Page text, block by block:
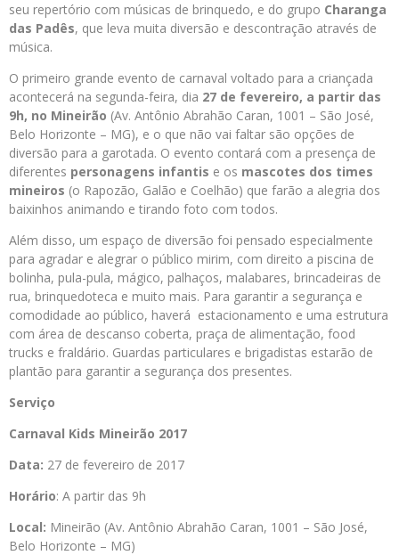
seu repertório com músicas de brinquedo, e do grupo Charanga
das Padês, que leva muita diversão e descontração através de
música.
O primeiro grande evento de carnaval voltado para a criançada
acontecerá na segunda-feira, dia 27 de fevereiro, a partir das
9h, no Mineirão (Av. Antônio Abrahão Caran, 1001 – São José,
Belo Horizonte – MG), e o que não vai faltar são opções de
diversão para a garotada. O evento contará com a presença de
diferentes personagens infantis e os mascotes dos times
mineiros (o Rapozão, Galão e Coelhão) que farão a alegria dos
baixinhos animando e tirando foto com todos.
Além disso, um espaço de diversão foi pensado especialmente
para agradar e alegrar o público mirim, com direito a piscina de
bolinha, pula-pula, mágico, palhaços, malabares, brincadeiras de
rua, brinquedoteca e muito mais. Para garantir a segurança e
comodidade ao público, haverá estacionamento e uma estrutura
com área de descanso coberta, praça de alimentação, food
trucks e fraldário. Guardas particulares e brigadistas estarão de
plantão para garantir a segurança dos presentes.
Serviço
Carnaval Kids Mineirão 2017
Data: 27 de fevereiro de 2017
Horário: A partir das 9h
Local: Mineirão (Av. Antônio Abrahão Caran, 1001 – São José,
Belo Horizonte – MG)